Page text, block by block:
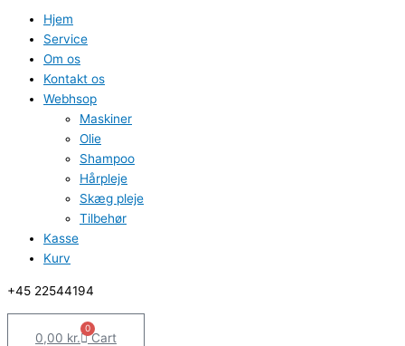
Hjem
Service
Om os
Kontakt os
Webhsop
Maskiner
Olie
Shampoo
Hårpleje
Skæg pleje
Tilbehør
Kasse
Kurv
‪+45 22544194
0,00 kr.
0
Cart